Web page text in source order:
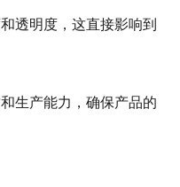
透明度，这直接影响到
生产能力，确保产品的